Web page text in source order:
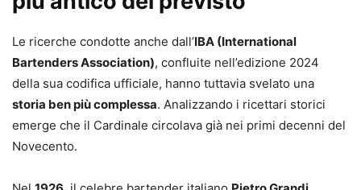
Le ricerche condotte anche dall’IBA (International
Bartenders Association), confluite nell’edizione 2024
della sua codifica ufficiale, hanno tuttavia svelato una
storia ben più complessa. Analizzando i ricettari storici
emerge che il Cardinale circolava già nei primi decenni del
Novecento.